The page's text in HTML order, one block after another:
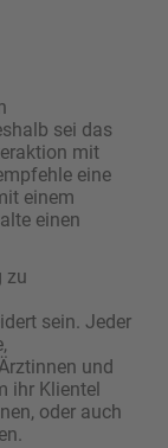
sei das
mit
eine
einem
einen
zu
sein. Jeder
und
ihr Klientel
oder auch